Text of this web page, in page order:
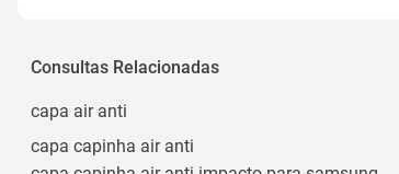
Consultas Relacionadas
capa air anti
capa capinha air anti